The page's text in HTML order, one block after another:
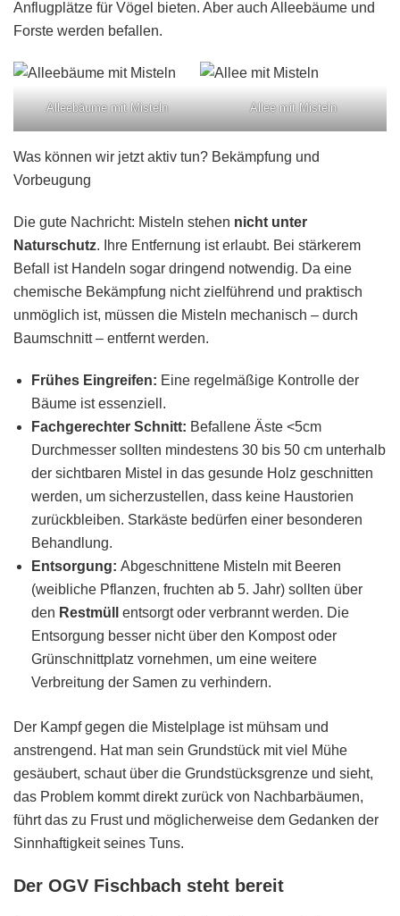
Anflugplätze für Vögel bieten. Aber auch Alleebäume und
Forste werden befallen.
Alleebäume mit Misteln Allee mit Misteln
Was können wir jetzt aktiv tun? Bekämpfung und
Vorbeugung
Die gute Nachricht: Misteln stehen nicht unter
Naturschutz. Ihre Entfernung ist erlaubt. Bei stärkerem
Befall ist Handeln sogar dringend notwendig. Da eine
chemische Bekämpfung nicht zielführend und praktisch
unmöglich ist, müssen die Misteln mechanisch – durch
Baumschnitt – entfernt werden.
Frühes Eingreifen: Eine regelmäßige Kontrolle der
Bäume ist essenziell.
Fachgerechter Schnitt: Befallene Äste <5cm
Durchmesser sollten mindestens 30 bis 50 cm unterhalb
der sichtbaren Mistel in das gesunde Holz geschnitten
werden, um sicherzustellen, dass keine Haustorien
zurückbleiben. Starkäste bedürfen einer besonderen
Behandlung.
Entsorgung: Abgeschnittene Misteln mit Beeren
(weibliche Pflanzen, fruchten ab 5. Jahr) sollten über
den Restmüll
entsorgt oder verbrannt werden. Die
Entsorgung besser nicht über den Kompost oder
Grünschnittplatz vornehmen, um eine weitere
Verbreitung der Samen zu verhindern.
Der Kampf gegen die Mistelplage ist mühsam und
anstrengend. Hat man sein Grundstück mit viel Mühe
gesäubert, schaut über die Grundstücksgrenze und sieht,
das Problem kommt direkt zurück von Nachbarbäumen,
führt das zu Frust und möglicherweise dem Gedanken der
Sinnhaftigkeit seines Tuns.
Der OGV Fischbach steht bereit